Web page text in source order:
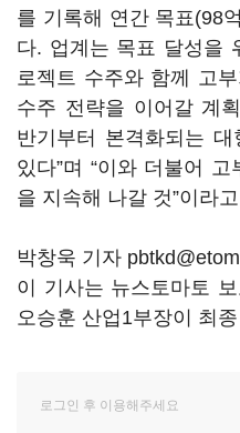
를 기록해 연간 목표(98
다. 업계는 목표 달성을
로젝트 수주와 함께 고
수주 전략을 이어갈 계
반기부터 본격화되는
있다”며 “이와 더불어
을 지속해 나갈 것”이라
박창욱 기자
이 기사는 뉴스토마토
오승훈 산업1부장이 최